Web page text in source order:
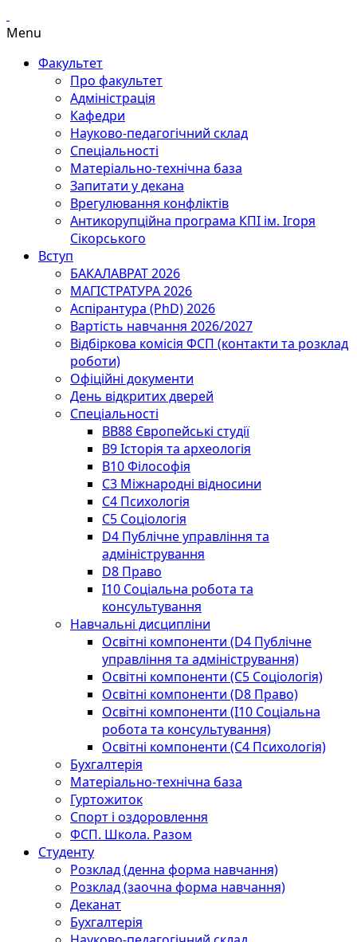
Menu
Факультет
Про факультет
Адміністрація
Кафедри
Науково-педагогічний склад
Спеціальності
Матеріально-технічна база
Запитати у декана
Врегулювання конфліктів
Антикорупційна програма КПІ ім. Ігоря
Сікорського
Вступ
БАКАЛАВРАТ 2026
МАГІСТРАТУРА 2026
Аспірантура (PhD) 2026
Вартість навчання 2026/2027
Відбіркова комісія ФСП (контакти та розклад
роботи)
Офіційні документи
День відкритих дверей
Спеціальності
BВ88 Європейські студії
B9 Історія та археологія
B10 Філософія
C3 Міжнародні відносини
C4 Психологія
С5 Соціологія
D4 Публічне управління та
адміністрування
D8 Право
I10 Соціальна робота та
консультування
Навчальні дисципліни
Освітні компоненти (D4 Публічне
управління та адміністрування)
Освітні компоненти (С5 Соціологія)
Освітні компоненти (D8 Право)
Освітні компоненти (I10 Соціальна
робота та консультування)
Освітні компоненти (С4 Психологія)
Бухгалтерія
Матеріально-технічна база
Гуртожиток
Спорт і оздоровлення
ФСП. Школа. Разом
Студенту
Розклад (денна форма навчання)
Розклад (заочна форма навчання)
Деканат
Бухгалтерія